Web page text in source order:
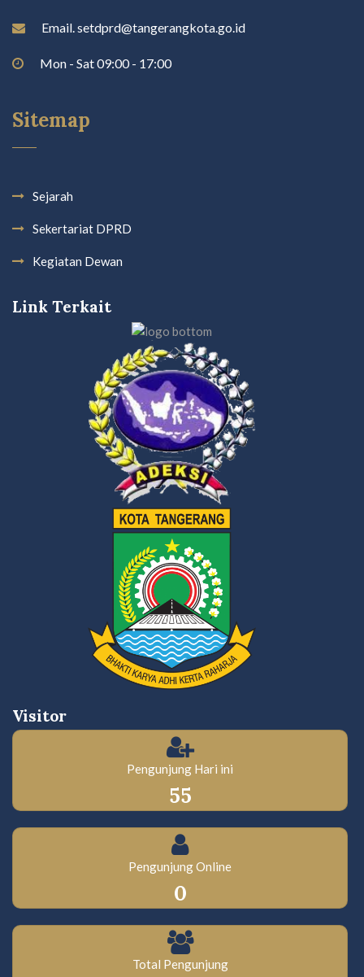
Email. setdprd@tangerangkota.go.id
Mon - Sat 09:00 - 17:00
Sitemap
Sejarah
Sekertariat DPRD
Kegiatan Dewan
Link Terkait
Visitor
Pengunjung Hari ini
55
Pengunjung Online
0
Total Pengunjung